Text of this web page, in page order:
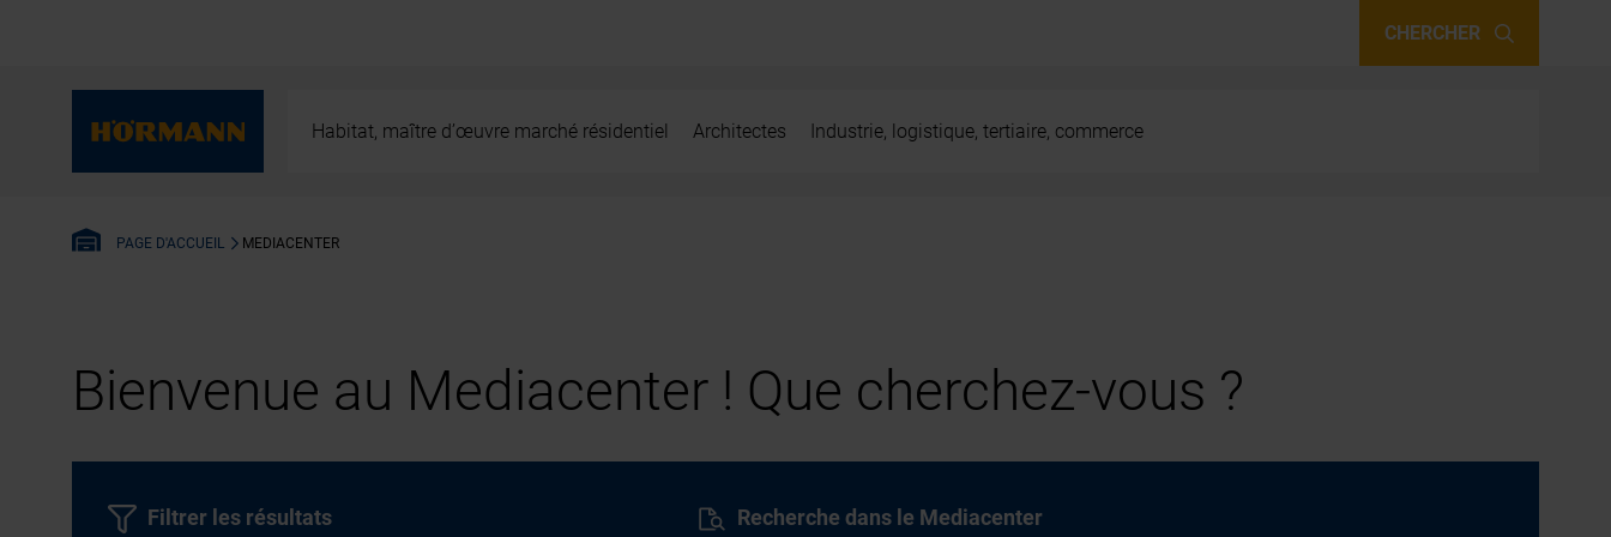
CHERCHER
Habitat, maître d’œuvre marché résidentiel Architectes Industrie, logistique, tertiaire, commerce
PAGE D'ACCUEIL MEDIACENTER
Bienvenue au Mediacenter ! Que cherchez-vous ?
Recherche dans le Mediacenter
Filtrer les résultats